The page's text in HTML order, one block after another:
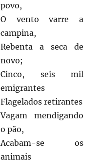
povo,
O vento varre a
campina,
Rebenta a seca de
novo;
Cinco, seis mil
emigrantes
Flagelados retirantes
Vagam mendigando
o pão,
Acabam-se os
animais